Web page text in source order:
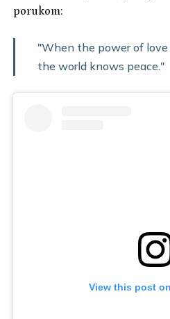
porukom:
"When the power of
the world knows peace."
View this post